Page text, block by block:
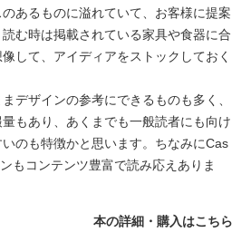
あるものに溢れていて、お客様に提案
む時は掲載されている家具や食器に合
して、アイディアをストックしておく
デザインの参考にできるものも多く、
もあり、あくまでも一般読者にも向け
のも特徴かと思います。ちなみにCas
もコンテンツ豊富で読み応えありま
本の詳細・購入はこちら